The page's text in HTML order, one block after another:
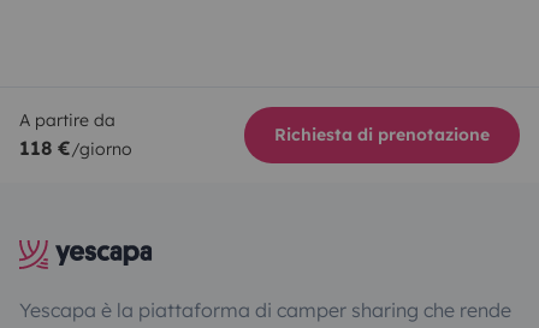
A partire da
118 €/giorno
Richiesta di prenotazione
Yescapa è la piattaforma di camper sharing che rende